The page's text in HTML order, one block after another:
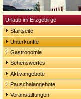
Urlaub im Erzgebirge
Startseite
Unterkünfte
Gastronomie
Sehenswertes
Aktivangebote
Pauschalangebote
Veranstaltungen